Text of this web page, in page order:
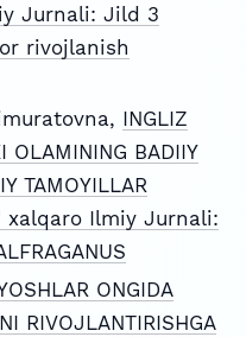
Jurnali: Jild 3
rivojlanish
INGLIZ
OLAMINING BADIIY
TAMOYILLAR
xalqaro Ilmiy Jurnali:
ONGIDA
RIVOJLANTIRISHGA